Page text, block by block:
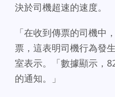
決於司機超速的速度。
「在收到傳票的司機中
票，這表明司機行為發
室表示。「數據顯示，
的通知。」